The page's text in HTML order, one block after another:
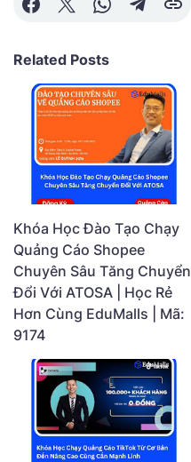
Related Posts
Khóa Học Đào Tạo Chạy
Quảng Cáo Shopee
Chuyên Sâu Tăng Chuyển
Đổi Với ATOSA | Học Rẻ
Hơn Cùng EduMalls | Mã:
9174